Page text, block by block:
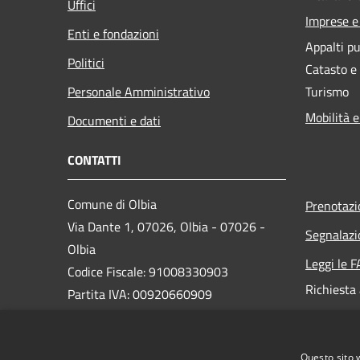
Uffici
Enti e fondazioni
Politici
Personale Amministrativo
Documenti e dati
Imprese
Appalti
Catasto
Turismo
Mobilità
CONTATTI
Comune di Olbia
Via Dante 1, 07026, Olbia - 07026 -
Olbia
Codice Fiscale: 91008330903
Partita IVA: 00920660909
Leggi le
Questo sito